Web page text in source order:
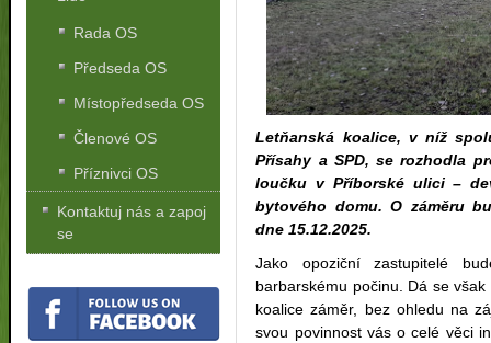
Letňanská koalice, v níž
Přísahy a SPD, se rozhodla
loučku v Příborské ulici –
bytového domu. O záměru
dne 15.12.2025.
Jako opoziční zastupitelé
barbarskému počinu. Dá se
koalice záměr, bez ohledu na
svou povinnost vás o celé věci
Rada OS
Předseda OS
Místopředseda OS
Členové OS
Příznivci OS
Kontaktuj nás a zapoj
se